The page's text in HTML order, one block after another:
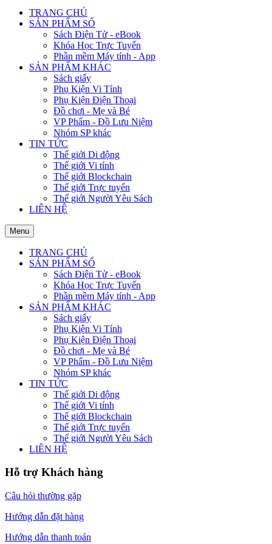
TRANG CHỦ
SẢN PHẨM SỐ
Sách Điện Tử - eBook
Khóa Học Trực Tuyến
Phần mềm Máy tính - App
SẢN PHẨM KHÁC
Sách giấy
Phụ Kiện Vi Tính
Phụ Kiện Điện Thoại
Đồ chơi - Mẹ và Bé
VP Phẩm - Đồ Lưu Niệm
Nhóm SP khác
TIN TỨC
Thế giới Di động
Thế giới Vi tính
Thế giới Blockchain
Thế giới Trực tuyến
Thế giới Người Yêu Sách
LIÊN HỆ
Menu
TRANG CHỦ
SẢN PHẨM SỐ
Sách Điện Tử - eBook
Khóa Học Trực Tuyến
Phần mềm Máy tính - App
SẢN PHẨM KHÁC
Sách giấy
Phụ Kiện Vi Tính
Phụ Kiện Điện Thoại
Đồ chơi - Mẹ và Bé
VP Phẩm - Đồ Lưu Niệm
Nhóm SP khác
TIN TỨC
Thế giới Di động
Thế giới Vi tính
Thế giới Blockchain
Thế giới Trực tuyến
Thế giới Người Yêu Sách
LIÊN HỆ
Hỗ trợ Khách hàng
Câu hỏi thường gặp
Hướng dẫn đặt hàng
Hướng dẫn thanh toán